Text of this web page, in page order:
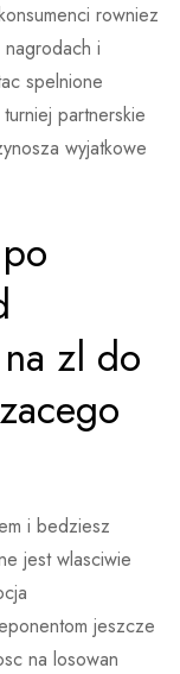
rowniez
i
spelnione
partnerskie
wyjatkowe
zl do
i bedziesz
jest wlasciwie
jeszcze
na losowan